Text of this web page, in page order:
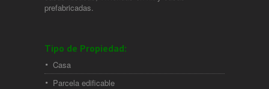
prefabricadas.
Tipo de Propiedad:
Casa
Parcela edificable